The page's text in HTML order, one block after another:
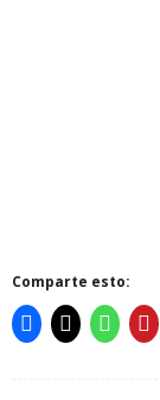
Comparte esto: